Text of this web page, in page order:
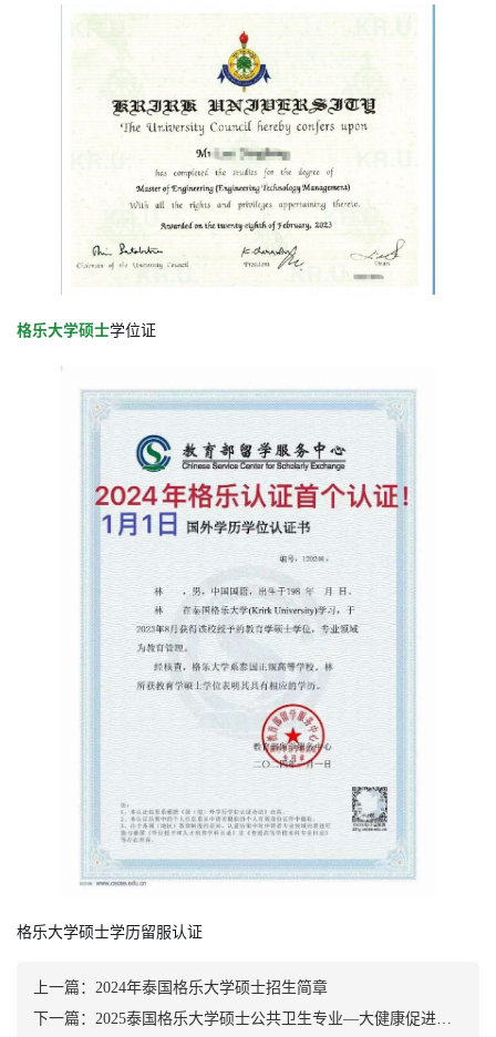
格乐大学硕士学位证
格乐大学硕士学历留服认证
上一篇： 2024年泰国格乐大学硕士招生简章
下一篇： 2025泰国格乐大学硕士公共卫生专业—大健康促进与医疗大数据/流行病学专业（中文授课|寒暑假出境）